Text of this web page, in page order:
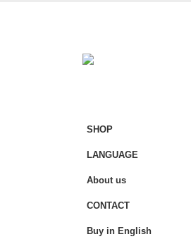
SHOP
LANGUAGE
About us
CONTACT
Buy in English